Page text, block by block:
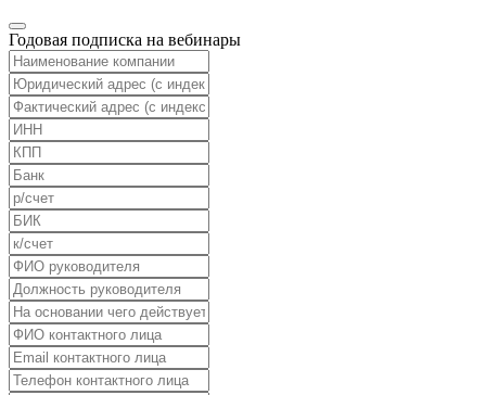
Годовая подписка на вебинары